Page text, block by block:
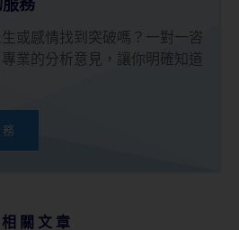
或感情找到突破嗎？一對一咨
業的分析意見，讓你明確知道
相關文章